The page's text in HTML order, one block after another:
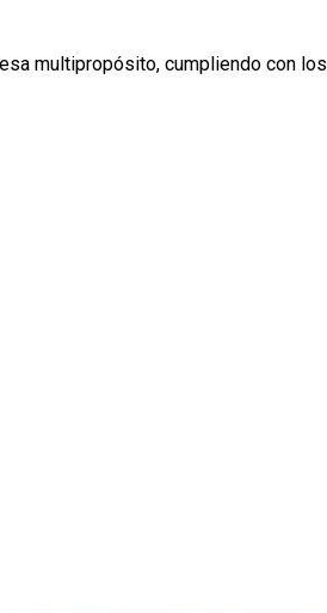
multipropósito, cumpliendo con los